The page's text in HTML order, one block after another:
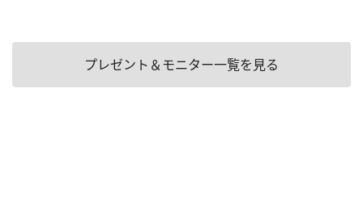
プレゼント＆モニター一覧を見る